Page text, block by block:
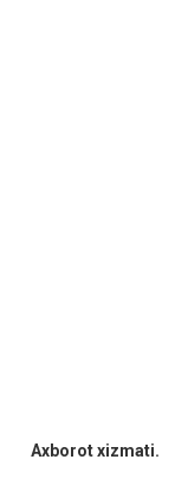
Axborot xizmati.